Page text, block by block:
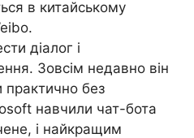
в китайському
діалог і
Зовсім недавно він
практично без
навчили чат-бота
і найкращим